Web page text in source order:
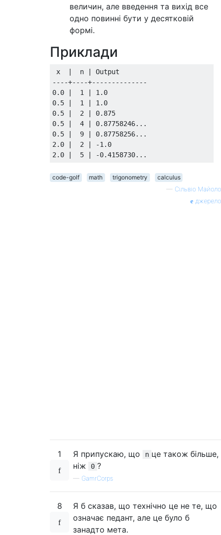
величин, але введення та вихід все
одно повинні бути у десятковій
формі.
Приклади
x  |  n | Output
----+----+--------------
0.0 |  1 | 1.0
0.5 |  1 | 1.0
0.5 |  2 | 0.875
0.5 |  4 | 0.87758246...
0.5 |  9 | 0.87758256...
2.0 |  2 | -1.0
code-golf math trigonometry
calculus
— Сільвіо Майоло
джерело
1 Я припускаю, що n це також більше,
ніж
0 ?
— GamrCorps
8
Я б сказав, що технічно це не те, що
означає педант, але це було б
занадто мета.